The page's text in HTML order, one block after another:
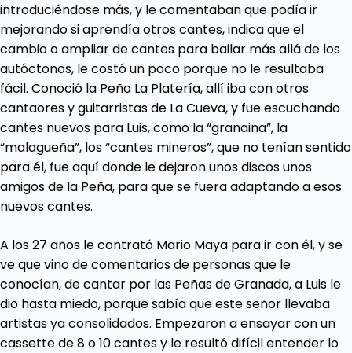
introduciéndose más, y le comentaban que podía ir
mejorando si aprendía otros cantes, indica que el
cambio o ampliar de cantes para bailar más allá de los
autóctonos, le costó un poco porque no le resultaba
fácil. Conoció la Peña La Platería, allí iba con otros
cantaores y guitarristas de La Cueva, y fue escuchando
cantes nuevos para Luis, como la “granaina”, la
“malagueña”, los “cantes mineros”, que no tenían sentido
para él, fue aquí donde le dejaron unos discos unos
amigos de la Peña, para que se fuera adaptando a esos
nuevos cantes.
A los 27 años le contrató Mario Maya para ir con él, y se
ve que vino de comentarios de personas que le
conocían, de cantar por las Peñas de Granada, a Luis le
dio hasta miedo, porque sabía que este señor llevaba
artistas ya consolidados. Empezaron a ensayar con un
cassette de 8 o 10 cantes y le resultó difícil entender lo